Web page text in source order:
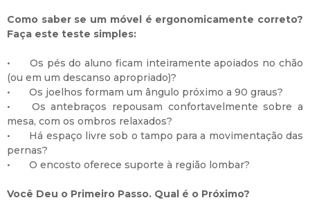
Como saber se um móvel é ergonomicamente correto?
Faça este teste simples:
•
Os pés do aluno ficam inteiramente apoiados no chão
(ou em um descanso apropriado)?
•
Os joelhos formam um ângulo próximo a 90 graus?
•
Os antebraços repousam confortavelmente sobre a
mesa, com os ombros relaxados?
•
Há espaço livre sob o tampo para a movimentação das
pernas?
•
O encosto oferece suporte à região lombar?
Você Deu o Primeiro Passo. Qual é o Próximo?